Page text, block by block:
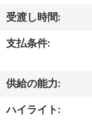
つ
い
工
受渡し時間:
支払条件:
供給の能力:
ハイライト: